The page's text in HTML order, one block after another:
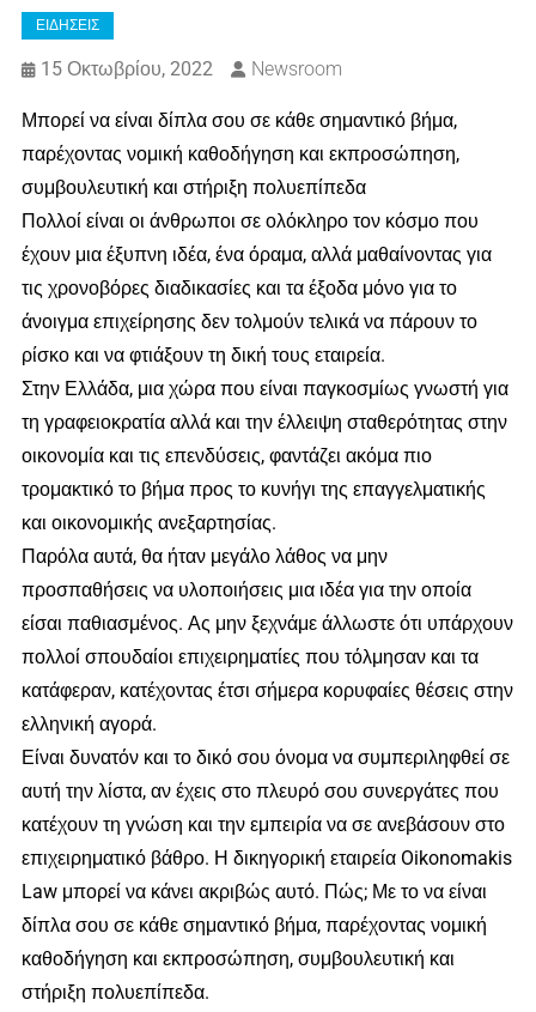
ΕΙΔΗΣΕΙΣ
15 Οκτωβρίου, 2022 Newsroom
Μπορεί να είναι δίπλα σου σε κάθε σημαντικό βήμα,
παρέχοντας νομική καθοδήγηση και εκπροσώπηση,
συμβουλευτική και στήριξη πολυεπίπεδα
Πολλοί είναι οι άνθρωποι σε ολόκληρο τον κόσμο που
έχουν μια έξυπνη ιδέα, ένα όραμα, αλλά μαθαίνοντας για
τις χρονοβόρες διαδικασίες και τα έξοδα μόνο για το
άνοιγμα επιχείρησης δεν τολμούν τελικά να πάρουν το
ρίσκο και να φτιάξουν τη δική τους εταιρεία.
Στην Ελλάδα, μια χώρα που είναι παγκοσμίως γνωστή για
τη γραφειοκρατία αλλά και την έλλειψη σταθερότητας στην
οικονομία και τις επενδύσεις, φαντάζει ακόμα πιο
τρομακτικό το βήμα προς το κυνήγι της επαγγελματικής
και οικονομικής ανεξαρτησίας.
Παρόλα αυτά, θα ήταν μεγάλο λάθος να μην
προσπαθήσεις να υλοποιήσεις μια ιδέα για την οποία
είσαι παθιασμένος. Ας μην ξεχνάμε άλλωστε ότι υπάρχουν
πολλοί σπουδαίοι επιχειρηματίες που τόλμησαν και τα
κατάφεραν, κατέχοντας έτσι σήμερα κορυφαίες θέσεις στην
ελληνική αγορά.
Είναι δυνατόν και το δικό σου όνομα να συμπεριληφθεί σε
αυτή την λίστα, αν έχεις στο πλευρό σου συνεργάτες που
κατέχουν τη γνώση και την εμπειρία να σε ανεβάσουν στο
επιχειρηματικό βάθρο. Η δικηγορική εταιρεία Oikonomakis
Law μπορεί να κάνει ακριβώς αυτό. Πώς; Με το να είναι
δίπλα σου σε κάθε σημαντικό βήμα, παρέχοντας νομική
καθοδήγηση και εκπροσώπηση, συμβουλευτική και
στήριξη πολυεπίπεδα.